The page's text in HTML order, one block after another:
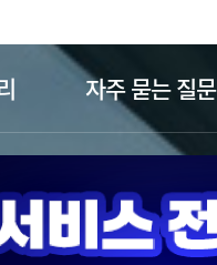
자주 묻는 질문